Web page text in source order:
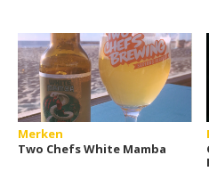
Merken
Two Chefs White Mamba